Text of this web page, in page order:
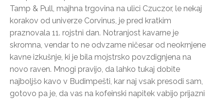
Tamp & Pull, majhna trgovina na ulici Czuczor, le nekaj
korakov od univerze Corvinus, je pred kratkim
praznovala 11. rojstni dan. Notranjost kavarne je
skromna, vendar to ne odvzame ničesar od neokrnjene
kavne izkušnje, ki je bila mojstrsko povzdignjena na
novo raven. Mnogi pravijo, da lahko tukaj dobite
najboljšo kavo v Budimpešti, kar naj vsak presodi sam,
gotovo pa je, da vas na kofeinski napitek vabijo prijazni